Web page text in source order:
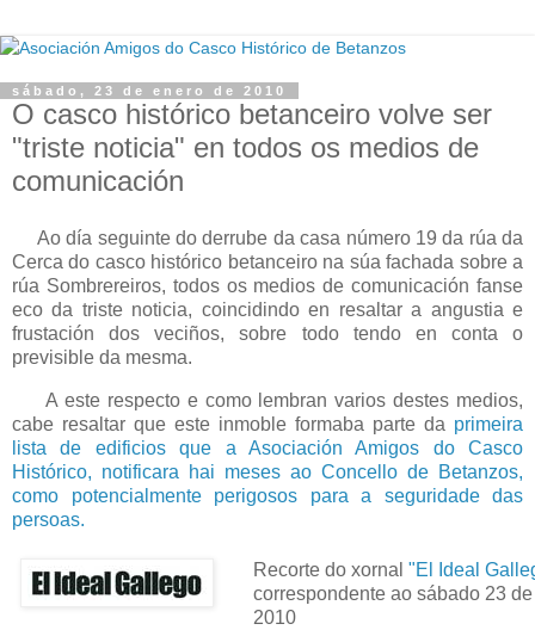
sábado, 23 de enero de 2010
O casco histórico betanceiro volve ser
"triste noticia" en todos os medios de
comunicación
Ao día seguinte do derrube da casa número 19 da rúa da
Cerca do casco histórico betanceiro na súa fachada sobre a
rúa Sombrereiros, todos os medios de comunicación fanse
eco da triste noticia, coincidindo en resaltar a angustia e
frustación dos veciños, sobre todo tendo en conta o
previsible da mesma.
A este respecto e como lembran varios destes medios,
cabe resaltar que este inmoble formaba parte da primeira
lista de edificios que a Asociación Amigos do Casco
Histórico, notificara hai meses ao Concello de Betanzos,
como potencialmente perigosos para a seguridade das
persoas.
Recorte do xornal "El Ideal
correspondente ao sábado 23
2010